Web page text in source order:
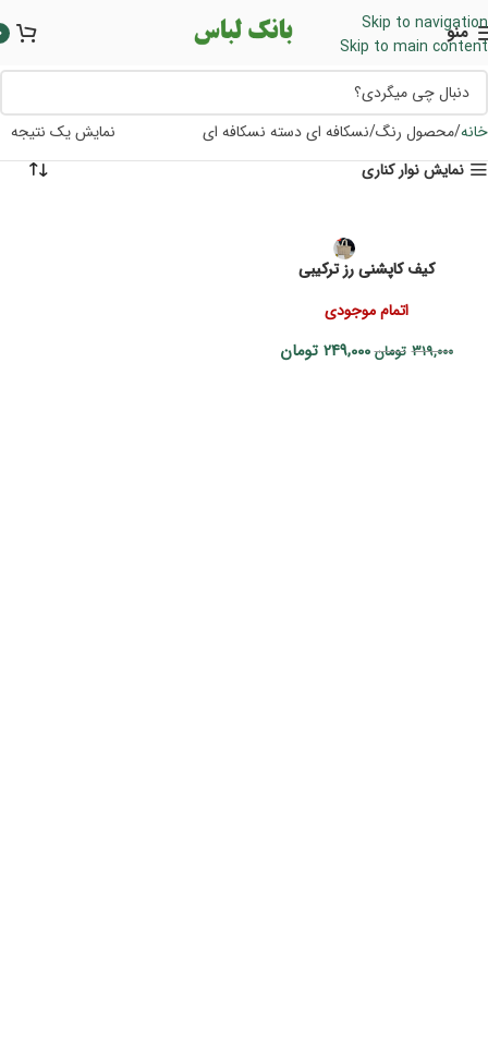
Skip to navigation
Skip to main content
منو
خانه محصول رنگ نسکافه ای دسته نسکافه ای
نمایش یک نتیجه
نمایش نوار کناری
کیف کاپشنی رز ترکیبی
اتمام موجودی
319,000 تومان 249,000 تومان